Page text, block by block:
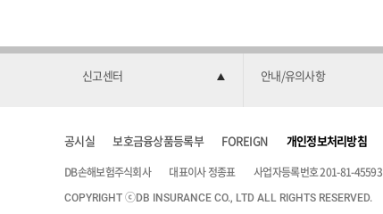
신고센터 안내/유의사항
공시실 보호금융상품등록부 FOREIGN 개인정보처리방침
DB손해보험주식회사 대표이사 정종표 사업자등록번호 201-81-45593
COPYRIGHT ⓒDB INSURANCE CO., LTD ALL RIGHTS RESERVED.